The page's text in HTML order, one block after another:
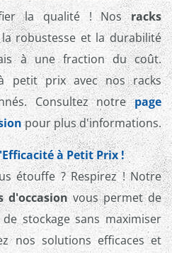
la qualité ! Nosracks
robustesse et la durabilité
à une fraction du coût.
petit prix avec nos racks
Consultez notrepage
pour plus d'informations.
à Petit Prix !
étouffe ? Respirez ! Notre
d'occasionvous permet de
stockage sans maximiser
nos solutions efficaces et